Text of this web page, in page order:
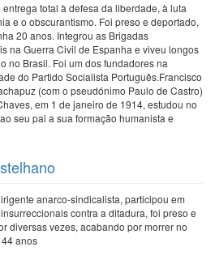
entrega total à defesa da liberdade, à luta
e o obscurantismo. Foi preso e deportado,
20 anos. Integrou as Brigadas
na Guerra Civil de Espanha e viveu longos
no Brasil. Foi um dos fundadores na
do Partido Socialista Português.Francisco
(com o pseudónimo Paulo de Castro)
em 1 de janeiro de 1914, estudou no
seu pai a sua formação humanista e
anarco-sindicalista, participou em
contra a ditadura, foi preso e
diversas vezes, acabando por morrer no
anos